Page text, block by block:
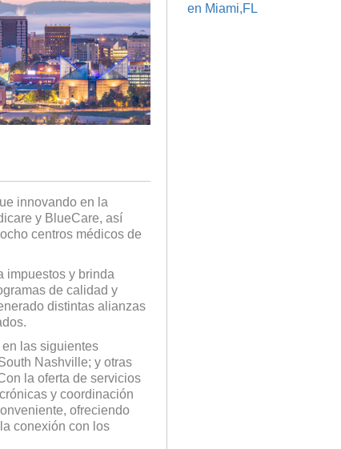
innovando en la
y BlueCare, así
centros médicos de
impuestos y brinda
de calidad y
distintas alianzas
las siguientes
Nashville; y otras
la oferta de servicios
y coordinación
ofreciendo
conexión con los
en Miami,FL